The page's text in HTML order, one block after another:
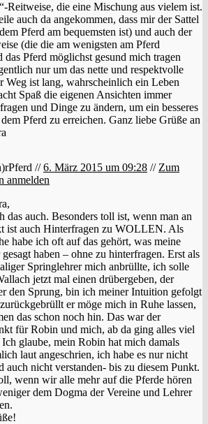
Reitweise, die eine Mischung aus vielem ist.
auch da angekommen, dass mir der Sattel
Pferd am bequemsten ist) und auch der
(die die am wenigsten am Pferd
das Pferd möglichst gesund mich tragen
nur um das nette und respektvolle
Weg ist lang, wahrscheinlich ein Leben
Spaß die eigenen Ansichten immer
und Dinge zu ändern, um ein besseres
Pferd zu erreichen. Ganz liebe Grüße an
//6. März 2015 um 09:28 // Zum
anmelden
das auch. Besonders toll ist, wenn man an
ist auch Hinterfragen zu WOLLEN. Als
habe ich oft auf das gehört, was meine
haben – ohne zu hinterfragen. Erst als
Springlehrer mich anbrüllte, ich solle
jetzt mal einen drübergeben, der
den Sprung, bin ich meiner Intuition gefolgt
er möge mich in Ruhe lassen,
das schon noch hin. Das war der
für Robin und mich, ab da ging alles viel
Ich glaube, mein Robin hat mich damals
laut angeschrien, ich habe es nur nicht
auch nicht verstanden- bis zu diesem Punkt.
wenn wir alle mehr auf die Pferde hören
dem Dogma der Vereine und Lehrer